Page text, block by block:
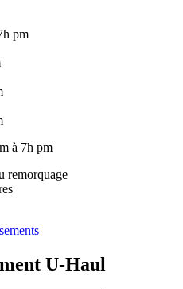
pm
à 7h pm
remorquage
U-Haul